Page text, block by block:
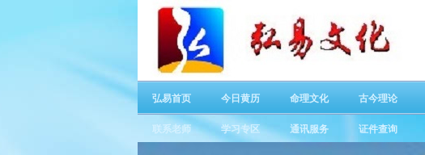
弘易首页 今日黄历 命理文化 古今理论
联系老师 学习专区 通讯服务 证件查询